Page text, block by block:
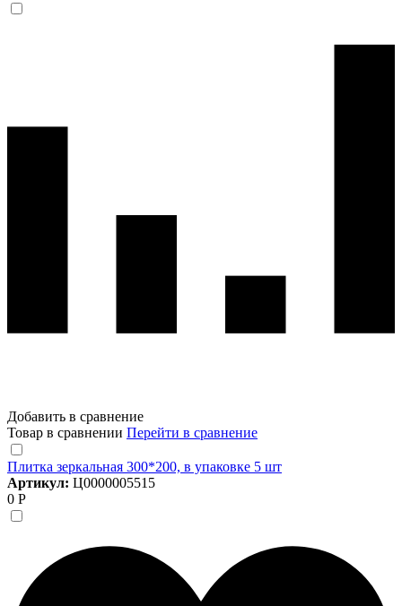
Добавить в сравнение
Товар в сравнении Перейти в сравнение
Плитка зеркальная 300*200, в упаковке 5 шт
Артикул: Ц0000005515
0 Р